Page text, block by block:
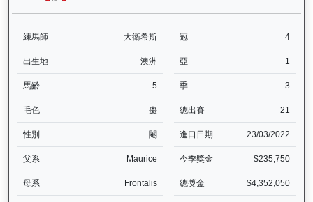
練馬師 大衛希斯 冠 4
出生地 澳洲 亞 1
馬齡 5 季 3
毛色 棗 總出賽 21
性別 閹 進口日期 23/03/2022
父系 Maurice 今季獎金 $235,750
母系 Frontalis 總獎金 $4,352,050